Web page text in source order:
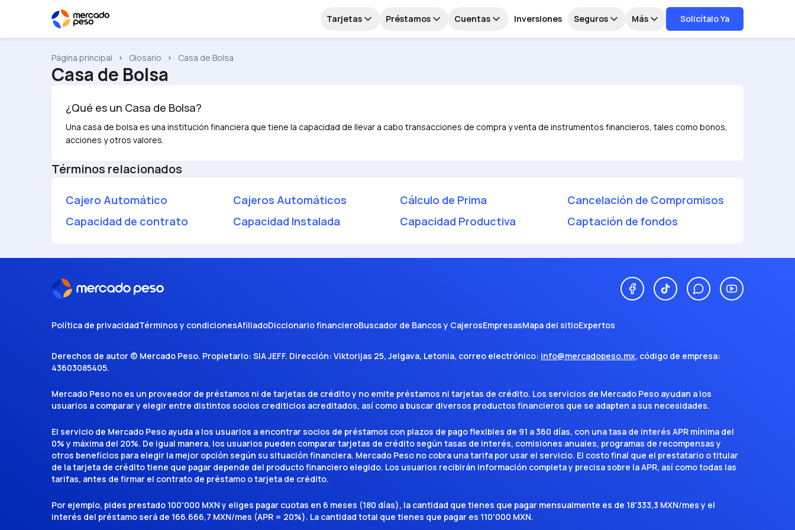
Tarjetas Préstamos Cuentas Inversiones Seguros Más Solicítalo Ya
Página principal Glosario Casa de Bolsa
Casa de Bolsa
¿Qué es un Casa de Bolsa?
Una casa de bolsa es una institución financiera que tiene la capacidad de llevar a cabo transacciones de compra y venta de instrumentos financieros, tales como bonos,
acciones y otros valores.
Términos relacionados
Cajero Automático Cajeros Automáticos Cálculo de Prima
Cancelación de Compromisos
Capacidad de contrato
Capacidad Instalada Capacidad Productiva Captación de fondos
Política de privacidadTérminos y condicionesAfiliadoDiccionario financieroBuscador de Bancos y CajerosEmpresasMapa del sitioExpertos
Derechos de autor © Mercado Peso. Propietario: SIA JEFF. Dirección: Viktorijas 25, Jelgava, Letonia, correo electrónico: info@mercadopeso.mx, código de empresa:
43603085405.
Mercado Peso no es un proveedor de préstamos ni de tarjetas de crédito y no emite préstamos ni tarjetas de crédito. Los servicios de Mercado Peso ayudan a los
usuarios a comparar y elegir entre distintos socios crediticios acreditados, así como a buscar diversos productos financieros que se adapten a sus necesidades.
El servicio de Mercado Peso ayuda a los usuarios a encontrar socios de préstamos con plazos de pago flexibles de 91 a 360 días, con una tasa de interés APR mínima del
0% y máxima del 20%. De igual manera, los usuarios pueden comparar tarjetas de crédito según tasas de interés, comisiones anuales, programas de recompensas y
otros beneficios para elegir la mejor opción según su situación financiera. Mercado Peso no cobra una tarifa por usar el servicio. El costo final que el prestatario o titular
de la tarjeta de crédito tiene que pagar depende del producto financiero elegido. Los usuarios recibirán información completa y precisa sobre la APR, así como todas las
tarifas, antes de firmar el contrato de préstamo o tarjeta de crédito.
Por ejemplo, pides prestado 100'000 MXN y eliges pagar cuotas en 6 meses (180 días), la cantidad que tienes que pagar mensualmente es de 18'333,3 MXN/mes y el
interés del préstamo será de 166.666,7 MXN/mes (APR = 20%). La cantidad total que tienes que pagar es 110'000 MXN.